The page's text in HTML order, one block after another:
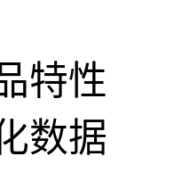
特性
数据